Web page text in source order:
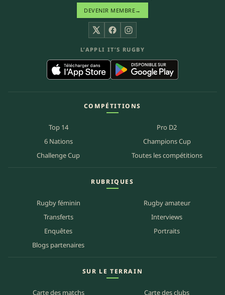
DEVENIR MEMBRE→
X FacebookInstagram
L’APPLI IT’S RUGBY
COMPÉTITIONS
Top 14
Pro D2
6 Nations
Champions Cup
Challenge Cup
Toutes les compétitions
RUBRIQUES
Rugby féminin
Rugby amateur
Transferts
Interviews
Enquêtes
Portraits
Blogs partenaires
SUR LE TERRAIN
Carte des matchs Carte des clubs